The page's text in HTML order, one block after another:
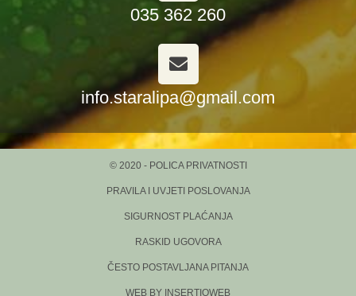
035 362 260
info.staralipa@gmail.com
© 2020 - POLICA PRIVATNOSTI
PRAVILA I UVJETI POSLOVANJA
SIGURNOST PLAĆANJA
RASKID UGOVORA
ČESTO POSTAVLJANA PITANJA
WEB BY INSERTIOWEB